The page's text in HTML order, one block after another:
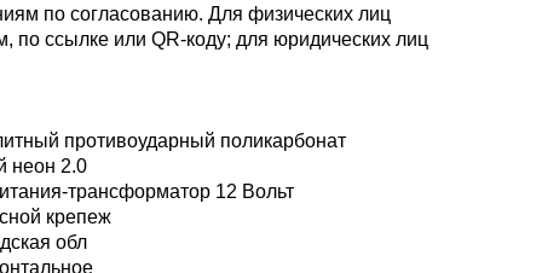
по согласованию. Для физических лиц
по ссылке или QR-коду; для юридических лиц
противоударный поликарбонат
неон 2.0
трансформатор 12 Вольт
крепеж
обл